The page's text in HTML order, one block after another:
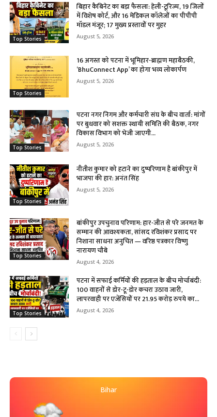
Top Stories
बिहार कैबिनेट का बड़ा फैसला: हेली-टूरिज्म, 19 जिलों
में विशेष कोर्ट, और 16 मेडिकल कॉलेजों का पीपीपी
मॉडल मंजूर; 17 मुख्य प्रस्तावों पर मुहर
August 5, 2026
Top Stories
16 अगस्त को पटना में भूमिहार-ब्राह्मण महाबैठकी,
‘BhuConnect App’ का होगा भव्य लोकार्पण
August 5, 2026
Top Stories
पटना नगर निगम और कर्मचारी संघ के बीच वार्ता: मांगों
पर बुधवार को सशक्त स्थायी समिति की बैठक, नगर
विकास विभाग को भेजी जाएगी...
August 5, 2026
Top Stories
नीतीश कुमार को हटाने का दुष्परिणाम है बांकीपुर में
भाजपा की हार: अनंत सिंह
August 5, 2026
Top Stories
बांकीपुर उपचुनाव परिणाम: हार-जीत से परे जनमत के
सम्मान की आवश्यकता, सांसद रविशंकर प्रसाद पर
निशाना साधना अनुचित — वरिष्ठ पत्रकार विष्णु
नारायण चौबे
August 4, 2026
Top Stories
पटना में सफाई कर्मियों की हड़ताल के बीच मोर्चाबंदी:
100 वाहनों से डोर-टू-डोर कचरा उठाव जारी,
लापरवाही पर एजेंसियों पर 21.95 करोड़ रुपये का...
August 4, 2026
Bihar